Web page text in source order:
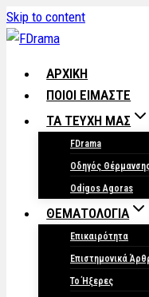
Skip to content
ΑΡΧΙΚΗ
ΠΟΙΟΙ ΕΙΜΑΣΤΕ
ΤΑ ΤΕΥΧΗ ΜΑΣ
FDrama
Οδηγός
Odigos Agoras
ΘΕΜΑΤΟΛΟΓΙΑ
Επικαιρότητα
Επιστημονικά
Το Ήξερες